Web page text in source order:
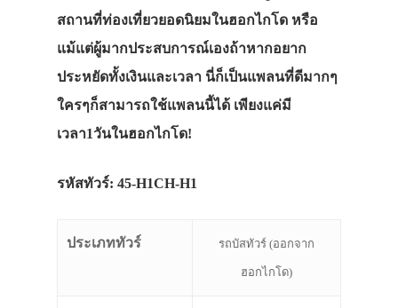
สถานที่ท่องเที่ยวยอดนิยมในฮอกไกโด หรือ
แม้แต่ผู้มากประสบการณ์เองถ้าหากอยาก
ประหยัดทั้งเงินและเวลา นี่ก็เป็นแพลนที่ดีมากๆ
ใครๆก็สามารถใช้แพลนนี้ได้ เพียงแค่มี
เวลา1วันในฮอกไกโด!
รหัสทัวร์: 45-H1CH-H1
ประเภททัวร์ รถบัสทัวร์ (ออกจาก
ฮอกไกโด)